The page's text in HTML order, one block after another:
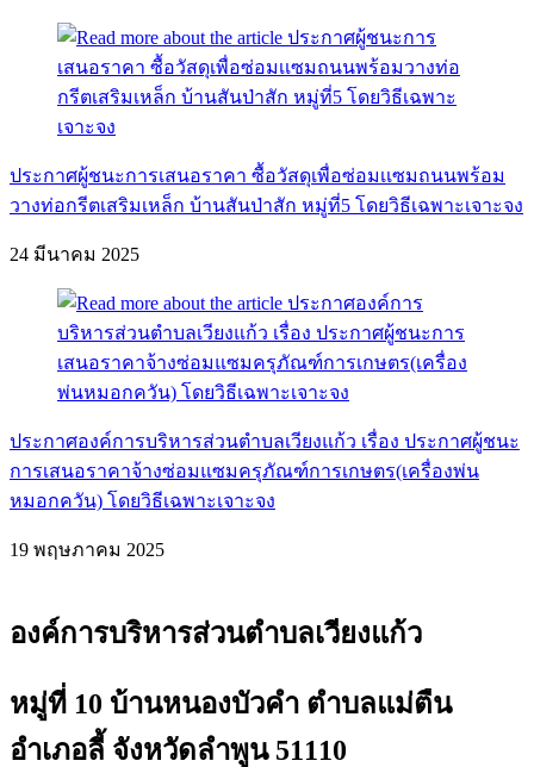
ประกาศผู้ชนะการเสนอราคา ซื้อวัสดุเพื่อซ่อมเเซมถนนพร้อม
วางท่อกรีตเสริมเหล็ก บ้านสันป่าสัก หมู่ที่5 โดยวิธีเฉพาะเจาะจง
24 มีนาคม 2025
ประกาศองค์การบริหารส่วนตำบลเวียงแก้ว เรื่อง ประกาศผู้ชนะ
การเสนอราคาจ้างซ่อมแซมครุภัณฑ์การเกษตร(เครื่องพ่น
หมอกควัน) โดยวิธีเฉพาะเจาะจง
19 พฤษภาคม 2025
องค์การบริหารส่วนตำบลเวียงแก้ว
หมู่ที่ 10 บ้านหนองบัวคำ ตำบลแม่ตืน
อำเภอลี้ จังหวัดลำพูน 51110